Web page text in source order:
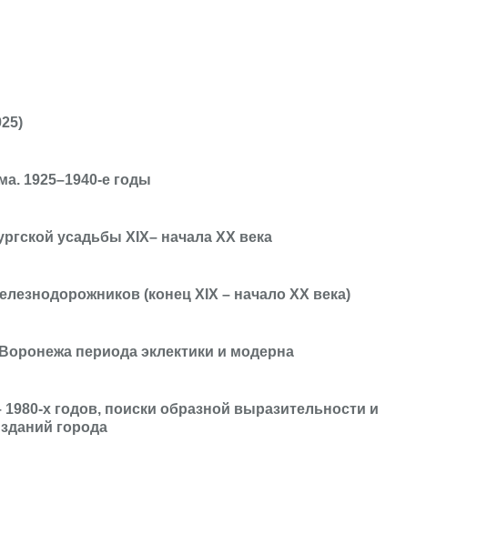
1925–1940-е годы
усадьбы XIX– начала XX века
(конец XIX – начало XX века)
периода эклектики и модерна
х годов, поиски образной выразительности и
города